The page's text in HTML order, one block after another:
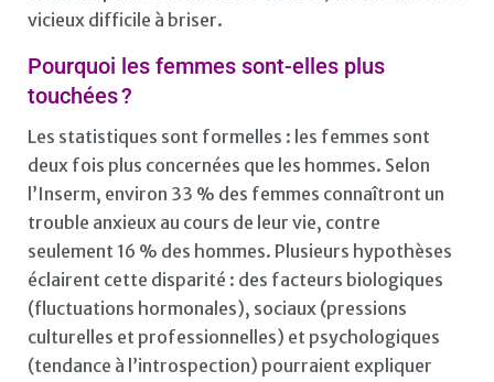
vicieux difficile à briser.
Pourquoi les femmes sont-elles plus
touchées ?
Les statistiques sont formelles : les femmes sont
deux fois plus concernées que les hommes. Selon
l’Inserm, environ 33 % des femmes connaîtront un
trouble anxieux au cours de leur vie, contre
seulement 16 % des hommes. Plusieurs hypothèses
éclairent cette disparité : des facteurs biologiques
(fluctuations hormonales), sociaux (pressions
culturelles et professionnelles) et psychologiques
(tendance à l’introspection) pourraient expliquer